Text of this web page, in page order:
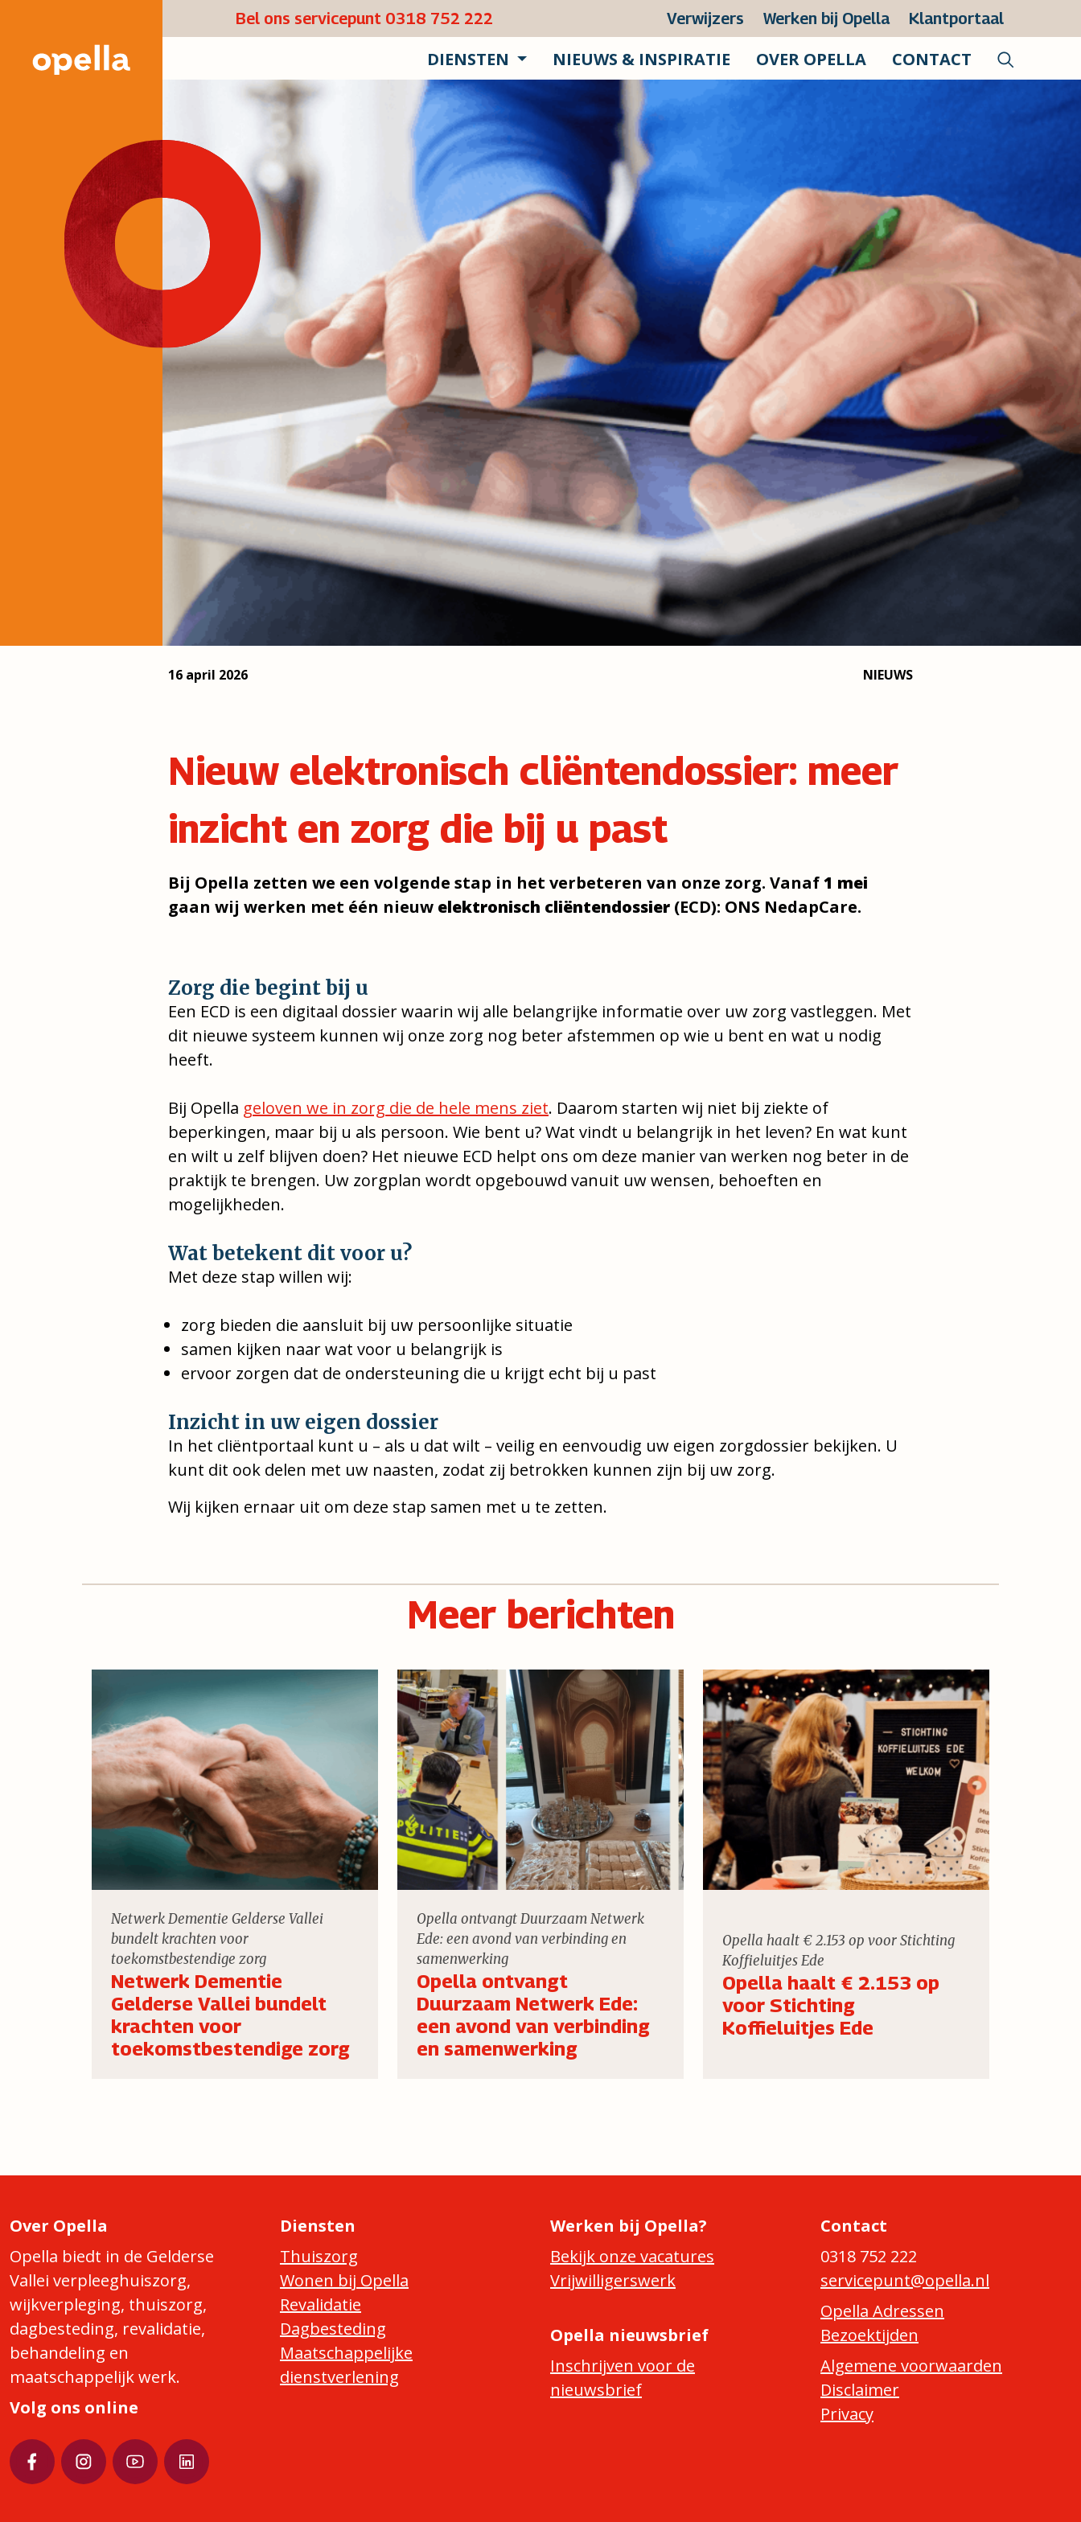
Bel ons servicepunt 0318 752 222 Verwijzers Werken bij Opella Klantportaal
DIENSTEN NIEUWS & INSPIRATIE OVER OPELLA CONTACT
16 april 2026 NIEUWS
Nieuw elektronisch cliëntendossier: meer
inzicht en zorg die bij u past
Bij Opella zetten we een volgende stap in het verbeteren van onze zorg. Vanaf1 mei
gaan wij werken met één nieuw elektronisch cliëntendossier (ECD): ONS NedapCare.
Zorg die begint bij u
Een ECD is een digitaal dossier waarin wij alle belangrijke informatie over uw zorg vastleggen. Met
dit nieuwe systeem kunnen wij onze zorg nog beter afstemmen op wie u bent en wat u nodig
heeft.
Bij Opella geloven we in zorg die de hele mens ziet. Daarom starten wij niet bij ziekte of
beperkingen, maar bij u als persoon. Wie bent u? Wat vindt u belangrijk in het leven? En wat kunt
en wilt u zelf blijven doen? Het nieuwe ECD helpt ons om deze manier van werken nog beter in de
praktijk te brengen. Uw zorgplan wordt opgebouwd vanuit uw wensen, behoeften en
mogelijkheden.
Wat betekent dit voor u?
Met deze stap willen wij:
zorg bieden die aansluit bij uw persoonlijke situatie
samen kijken naar wat voor u belangrijk is
ervoor zorgen dat de ondersteuning die u krijgt echt bij u past
Inzicht in uw eigen dossier
In het cliëntportaal kunt u – als u dat wilt – veilig en eenvoudig uw eigen zorgdossier bekijken. U
kunt dit ook delen met uw naasten, zodat zij betrokken kunnen zijn bij uw zorg.
Wij kijken ernaar uit om deze stap samen met u te zetten.
Meer berichten
Netwerk Dementie Gelderse Vallei
bundelt krachten voor
toekomstbestendige zorg
Netwerk Dementie
Gelderse Vallei bundelt
krachten voor
toekomstbestendige zorg
Opella ontvangt Duurzaam Netwerk
Ede: een avond van verbinding en
samenwerking
Opella ontvangt
Duurzaam Netwerk Ede:
een avond van verbinding
en samenwerking
Opella haalt € 2.153 op voor Stichting
Koffieluitjes Ede
Opella haalt € 2.153 op
voor Stichting
Koffieluitjes Ede
Over Opella
Opella biedt in de Gelderse
Vallei verpleeghuiszorg,
wijkverpleging, thuiszorg,
dagbesteding, revalidatie,
behandeling en
maatschappelijk werk.
Volg ons online
Diensten
Thuiszorg
Wonen bij Opella
Revalidatie
Dagbesteding
Maatschappelijke
dienstverlening
Werken bij Opella?
Bekijk onze vacatures
Vrijwilligerswerk
Opella nieuwsbrief
Inschrijven voor de
nieuwsbrief
Contact
0318 752 222
servicepunt@opella.nl
Opella Adressen
Bezoektijden
Algemene voorwaarden
Disclaimer
Privacy